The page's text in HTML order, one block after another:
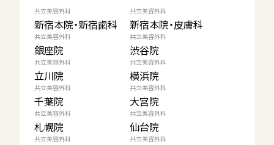
共立美容外科
新宿本院・新宿歯科
共立美容外科
新宿本院・皮膚科
共立美容外科
銀座院
共立美容外科
渋谷院
共立美容外科
立川院
共立美容外科
横浜院
共立美容外科
千葉院
共立美容外科
大宮院
共立美容外科
札幌院
共立美容外科
仙台院
共立美容外科 共立美容外科